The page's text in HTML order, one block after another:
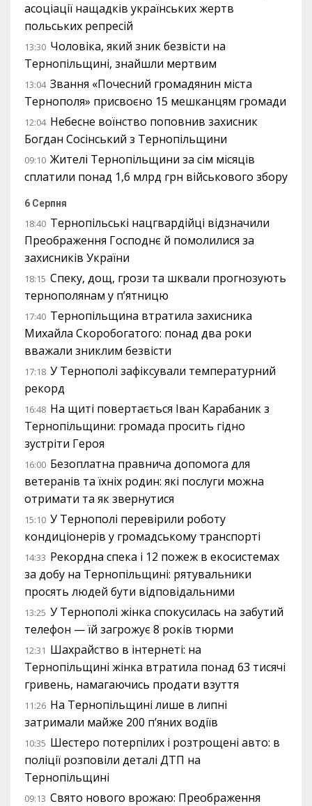
асоціації нащадків українських жертв
польських репресій
13:30 Чоловіка, який зник безвісти на
Тернопільщині, знайшли мертвим
13:04 Звання «Почесний громадянин міста
Тернополя» присвоєно 15 мешканцям громади
12:04 Небесне воїнство поповнив захисник
Богдан Сосінський з Тернопільщини
09:10 Жителі Тернопільщини за сім місяців
сплатили понад 1,6 млрд грн військового збору
6 Серпня
18:40 Тернопільські нацгвардійці відзначили
Преображення Господнє й помолилися за
захисників України
18:15 Спеку, дощ, грози та шквали прогнозують
тернополянам у п’ятницю
17:40 Тернопільщина втратила захисника
Михайла Скоробогатого: понад два роки
вважали зниклим безвісти
17:18 У Тернополі зафіксували температурний
рекорд
16:48 На щиті повертається Іван Карабаник з
Тернопільщини: громада просить гідно
зустріти Героя
16:00 Безоплатна правнича допомога для
ветеранів та їхніх родин: які послуги можна
отримати та як звернутися
15:10 У Тернополі перевірили роботу
кондиціонерів у громадському транспорті
14:33 Рекордна спека і 12 пожеж в екосистемах
за добу на Тернопільщині: рятувальники
просять людей бути відповідальними
13:25 У Тернополі жінка спокусилась на забутий
телефон — їй загрожує 8 років тюрми
12:31 Шахрайство в інтернеті: на
Тернопільщині жінка втратила понад 63 тисячі
гривень, намагаючись продати взуття
11:26 На Тернопільщині лише в липні
затримали майже 200 п’яних водіїв
10:35 Шестеро потерпілих і розтрощені авто: в
поліції розповіли деталі ДТП на
Тернопільщині
09:13 Свято нового врожаю: Преображення